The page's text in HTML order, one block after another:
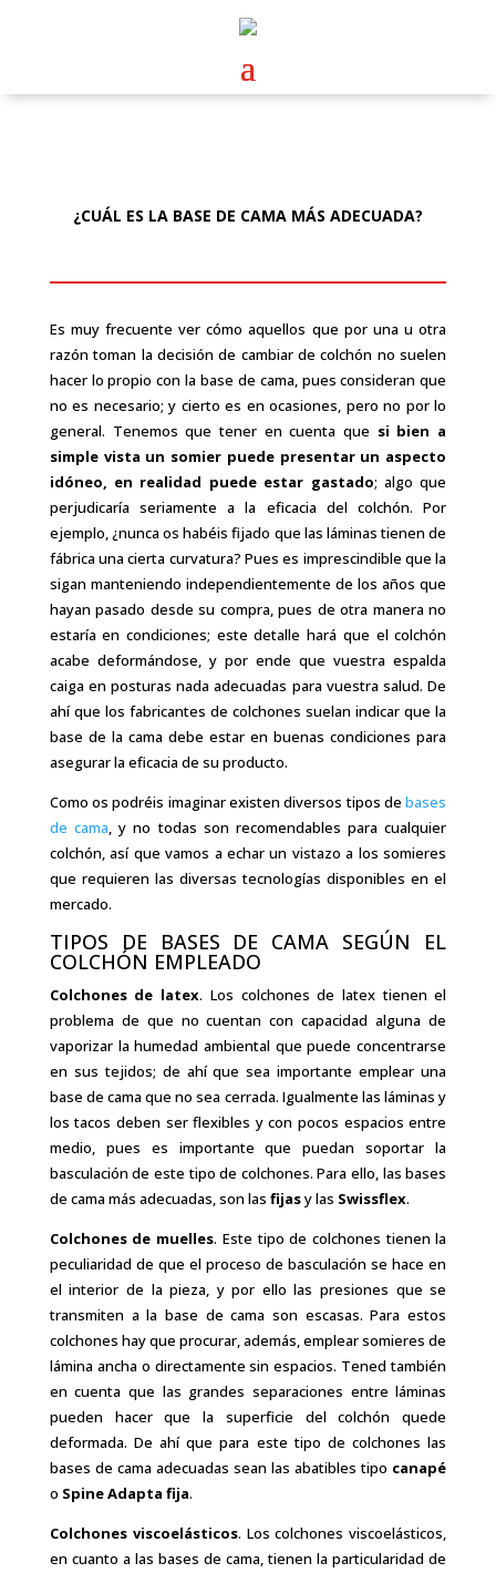
¿CUÁL ES LA BASE DE CAMA MÁS ADECUADA?
Es muy frecuente ver cómo aquellos que por una u otra
razón toman la decisión de cambiar de colchón no suelen
hacer lo propio con la base de cama, pues consideran que
no es necesario; y cierto es en ocasiones, pero no por lo
general. Tenemos que tener en cuenta que si bien a
simple vista un somier puede presentar un aspecto
idóneo, en realidad puede estar gastado; algo que
perjudicaría seriamente a la eficacia del colchón. Por
ejemplo, ¿nunca os habéis fijado que las láminas tienen de
fábrica una cierta curvatura? Pues es imprescindible que la
sigan manteniendo independientemente de los años que
hayan pasado desde su compra, pues de otra manera no
estaría en condiciones; este detalle hará que el colchón
acabe deformándose, y por ende que vuestra espalda
caiga en posturas nada adecuadas para vuestra salud. De
ahí que los fabricantes de colchones suelan indicar que la
base de la cama debe estar en buenas condiciones para
asegurar la eficacia de su producto.
Como os podréis imaginar existen diversos tipos debases
de cama, y no todas son recomendables para cualquier
colchón, así que vamos a echar un vistazo a los somieres
que requieren las diversas tecnologías disponibles en el
mercado.
TIPOS DE BASES DE CAMA SEGÚN EL
COLCHÓN EMPLEADO
Colchones de latex. Los colchones de latex tienen el
problema de que no cuentan con capacidad alguna de
vaporizar la humedad ambiental que puede concentrarse
en sus tejidos; de ahí que sea importante emplear una
base de cama que no sea cerrada. Igualmente las láminas y
los tacos deben ser flexibles y con pocos espacios entre
medio, pues es importante que puedan soportar la
basculación de este tipo de colchones. Para ello, las bases
de cama más adecuadas, son las fijasy las Swissflex.
Colchones de muelles. Este tipo de colchones tienen la
peculiaridad de que el proceso de basculación se hace en
el interior de la pieza, y por ello las presiones que se
transmiten a la base de cama son escasas. Para estos
colchones hay que procurar, además, emplear somieres de
lámina ancha o directamente sin espacios. Tened también
en cuenta que las grandes separaciones entre láminas
pueden hacer que la superficie del colchón quede
deformada. De ahí que para este tipo de colchones las
bases de cama adecuadas sean las abatibles tipo canapé
o Spine Adapta fija.
Colchones viscoelásticos. Los colchones viscoelásticos,
en cuanto a las bases de cama, tienen la particularidad de